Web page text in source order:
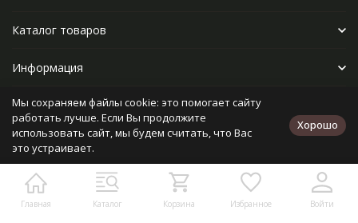
Главная Каталог Корзина Избранное Войти
Каталог товаров
Информация
Прочее
Политика персональных данных
Разработано в
bodysite.ru
Мы сохраняем файлы cookie: это помогает сайту
работать лучше. Если Вы продолжите
использовать сайт, мы будем считать, что Вас
это устраивает.
Хорошо